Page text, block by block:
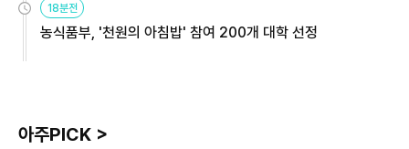
18분전
농식품부, '천원의 아침밥' 참여 200개 대학 선정
아주PICK >